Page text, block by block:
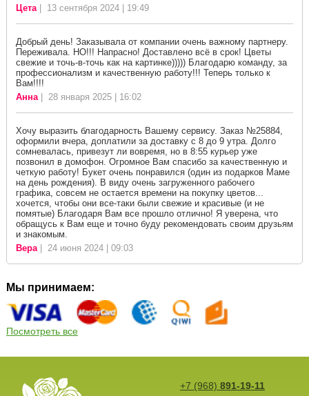
Цета| 13 сентября 2024 | 19:49
Добрый день! Заказывала от компании очень важному партнеру.
Переживала. НО!!! Напрасно! Доставлено всё в срок! Цветы
свежие и точь-в-точь как на картинке))))) Благодарю команду, за
профессионализм и качественную работу!!! Теперь только к
Вам!!!!
Анна| 28 января 2025 | 16:02
Хочу выразить благодарность Вашему сервису. Заказ №25884,
оформили вчера, доплатили за доставку с 8 до 9 утра. Долго
сомневалась, привезут ли вовремя, но в 8:55 курьер уже
позвонил в домофон. Огромное Вам спасибо за качественную и
четкую работу! Букет очень понравился (один из подарков Маме
на день рождения). В виду очень загруженного рабочего
графика, совсем не остается времени на покупку цветов...
хочется, чтобы они все-таки были свежие и красивые (и не
помятые) Благодаря Вам все прошло отлично! Я уверена, что
обращусь к Вам еще и точно буду рекомендовать своим друзьям
и знакомым.
Вера| 24 июня 2024 | 09:03
Мы принимаем:
Посмотреть все
+7 (968) 891-19-11